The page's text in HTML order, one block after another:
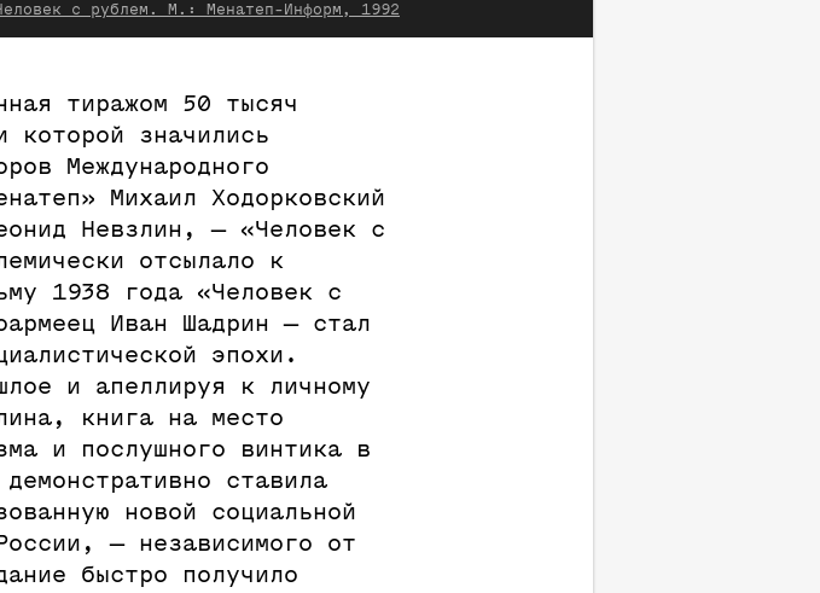
с рублем. М.: Менатеп-Информ, 1992
тиражом 50 тысяч
которой значились
Международного
Михаил Ходорковский
Невзлин, — «Человек с
отсылало к
1938 года «Человек с
Иван Шадрин — стал
эпохи.
и апеллируя к личному
книга на место
и послушного винтика в
ставила
новой социальной
— независимого от
быстро получило